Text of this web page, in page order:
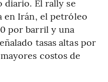
diario. El rally se
en Irán, el petróleo
por barril y una
tasas altas por
costos de